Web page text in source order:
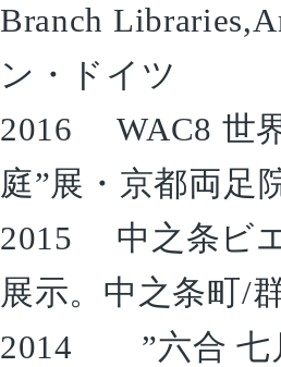
Branch
ン・ドイツ
2016 WAC8 世
庭”展・京都両足
2015 中之条ビ
展示。中之条町/
2014 ”六合 七